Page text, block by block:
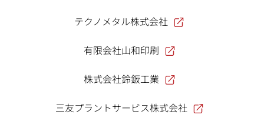
テクノメタル株式会社
有限会社山和印刷
株式会社鈴鈑工業
三友プラントサービス株式会社